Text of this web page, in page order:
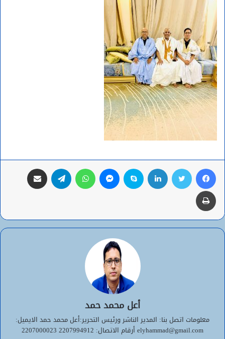
فيسبوك تويتر لينكدإن سكايب ماسنجر واتساب تيلقرام
طباعة
أعل محمد حمد
معلومات اتصل بنا: المدير الناشر ورئيس التحرير:أعل محمد حمد الايميل:
elyhammad@gmail.com أرقام الاتصال: 2207994912 2207000023